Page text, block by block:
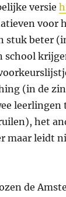
versie
voor
stuk beter
school
(in de
leerlingen
het
maar leidt
de